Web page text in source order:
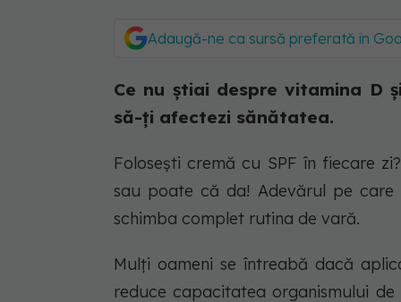
Adaugă-ne ca sursă preferată în
Ce nu știai despre vitamina D
să-ți afectezi sănătatea.
Folosești cremă cu SPF în fiecare
sau poate că da! Adevărul pe
schimba complet rutina de vară.
Mulți oameni se întreabă dacă
reduce capacitatea organismului